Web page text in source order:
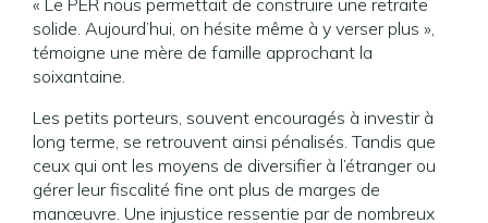
« Le PER nous permettait de construire une retraite
solide. Aujourd’hui, on hésite même à y verser plus »,
témoigne une mère de famille approchant la
soixantaine.
Les petits porteurs, souvent encouragés à investir à
long terme, se retrouvent ainsi pénalisés. Tandis que
ceux qui ont les moyens de diversifier à l’étranger ou
gérer leur fiscalité fine ont plus de marges de
manœuvre. Une injustice ressentie par de nombreux